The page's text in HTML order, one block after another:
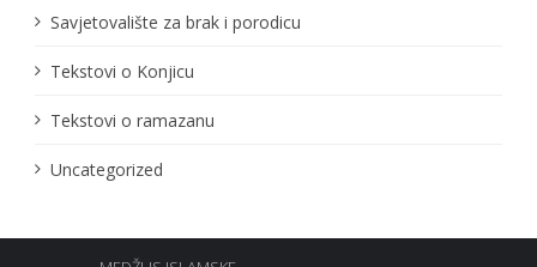
Savjetovalište za brak i porodicu
Tekstovi o Konjicu
Tekstovi o ramazanu
Uncategorized